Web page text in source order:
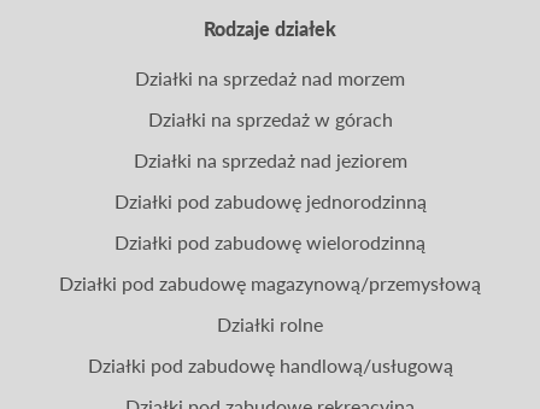
Rodzaje działek
Działki na sprzedaż nad morzem
Działki na sprzedaż w górach
Działki na sprzedaż nad jeziorem
Działki pod zabudowę jednorodzinną
Działki pod zabudowę wielorodzinną
Działki pod zabudowę magazynową/przemysłową
Działki rolne
Działki pod zabudowę handlową/usługową